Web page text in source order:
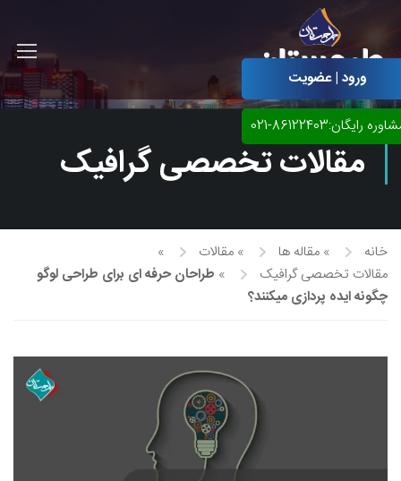
آموزش مجازی گرافیک
آموزش مجازی طراحی داخلی
خوشنویسی نستعلیق
خوشنویسی با خودکار
ورود | عضویت
رایگان:86122403-021
مقالات تخصصی گرافیک
خانه » مقاله ها » مقالات
»
مقالات تخصصی گرافیک
» طراحان حرفه ای برای طراحی لوگو
چگونه ایده پردازی میکنند؟